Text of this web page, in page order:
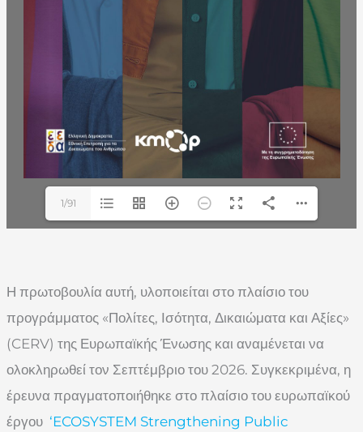
1/91
Η πρωτοβουλία αυτή, υλοποιείται στο πλαίσιο του
προγράμματος «Πολίτες, Ισότητα, Δικαιώματα και Αξίες»
(CERV) της Ευρωπαϊκής Ένωσης και αναμένεται να
ολοκληρωθεί τον Σεπτέμβριο του 2026. Συγκεκριμένα, η
έρευνα πραγματοποιήθηκε στο πλαίσιο του ευρωπαϊκού
έργου ‘ECOSYSTEM Strengthening Public